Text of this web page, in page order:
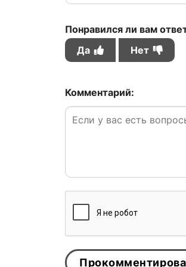
Понравился ли вам
Да
Нет
Комментарий: